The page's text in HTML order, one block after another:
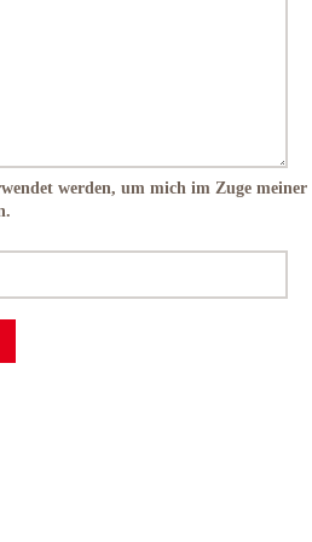
werden, um mich im Zuge meiner